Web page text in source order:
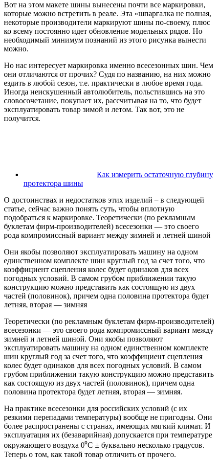
Вот на этом макете шины вынесены почти все маркировки,
которые можно встретить в реале. Эта «шпаргалка не полная,
некоторые производители маркируют шины по-своему, плюс
ко всему постоянно идет обновление модельных рядов. Но
необходимый минимум познаний из этого рисунка вынести
можно.
Но нас интересует маркировка именно всесезонных шин. Чем
они отличаются от прочих? Судя по названию, на них можно
ездить в любой сезон, т.е. практически в любое время года.
Иногда неискушенный автолюбитель, польстившись на это
словосочетание, покупает их, рассчитывая на то, что будет
эксплуатировать товар зимой и летом. Так вот, это не
получится.
Как измерить остаточную глубину
протектора шины
О достоинствах и недостатков этих изделий – в следующей
статье, сейчас важно понять суть, чтобы вплотную
подобраться к маркировке. Теоретически (по рекламным
буклетам фирм-производителей) всесезонки — это своего
рода компромиссный вариант между зимней и летней шиной
Они якобы позволяют эксплуатировать машину на одном
единственном комплекте шин круглый год за счет того, что
коэффициент сцепления колес будет одинаков для всех
погодных условий. В самом грубом приближении такую
конструкцию можно представить как состоящую из двух
частей (половинок), причем одна половина протектора будет
летняя, вторая — зимняя
Теоретически (по рекламным буклетам фирм-производителей)
всесезонки — это своего рода компромиссный вариант между
зимней и летней шиной. Они якобы позволяют
эксплуатировать машину на одном единственном комплекте
шин круглый год за счет того, что коэффициент сцепления
колес будет одинаков для всех погодных условий. В самом
грубом приближении такую конструкцию можно представить
как состоящую из двух частей (половинок), причем одна
половина протектора будет летняя, вторая — зимняя.
На практике всесезонки для российских условий (с их
резкими перепадами температуры) вообще не пригодны. Они
более распространены с странах, имеющих мягкий климат. И
эксплуатация их (безаварийная) допускается при температуре
окружающего воздуха 0⁰C ± буквально несколько градусов.
Теперь о том, как такой товар отличить от прочего.